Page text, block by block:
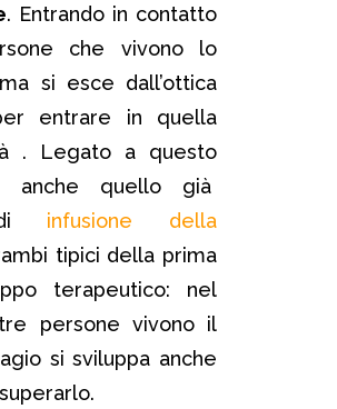
. Entrando in contatto
che vivono lo
si esce dall’ottica
entrare in quella
. Legato a questo
quello già
di infusione della
tipici della prima
terapeutico: nel
persone vivono il
si sviluppa anche